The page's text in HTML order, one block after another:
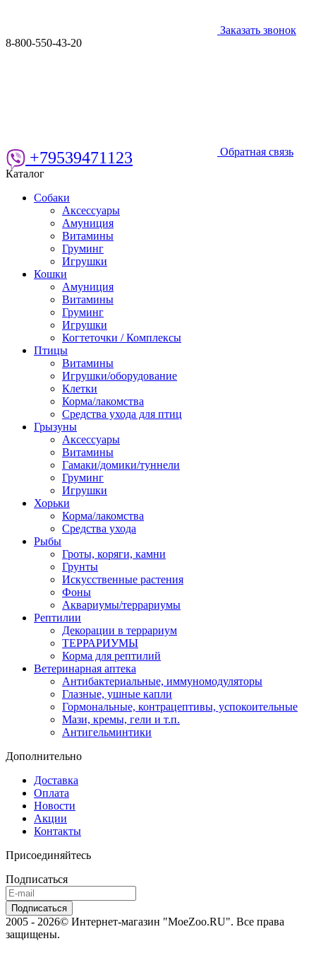
Заказать звонок
8-800-550-43-20
Обратная связь
+79539471123
Каталог
Собаки
Аксессуары
Амуниция
Витамины
Груминг
Игрушки
Кошки
Амуниция
Витамины
Груминг
Игрушки
Когтеточки / Комплексы
Птицы
Витамины
Игрушки/оборудование
Клетки
Корма/лакомства
Средства ухода для птиц
Грызуны
Аксессуары
Витамины
Гамаки/домики/туннели
Груминг
Игрушки
Хорьки
Корма/лакомства
Средства ухода
Рыбы
Гроты, коряги, камни
Грунты
Искусственные растения
Фоны
Аквариумы/террариумы
Рептилии
Декорации в террариум
ТЕРРАРИУМЫ
Корма для рептилий
Ветеринарная аптека
Антибактериальные, иммуномодуляторы
Глазные, ушные капли
Гормональные, контрацептивы, успокоительные
Мази, кремы, гели и т.п.
Антигельминтики
Дополнительно
Доставка
Оплата
Новости
Акции
Контакты
Присоединяйтесь
Подписаться
2005 - 2026© Интернет-магазин "MoeZoo.RU". Все права
защищены.